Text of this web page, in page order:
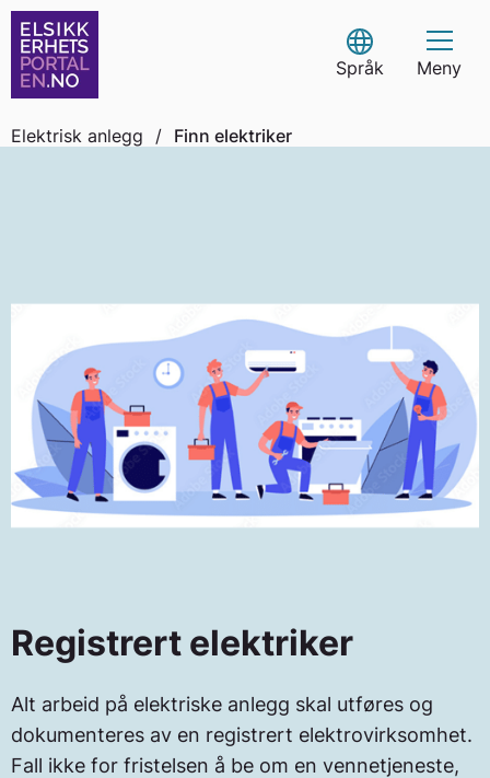
content
Språk
Select Language
Meny
Elektrisk anlegg / Finn elektriker
Registrert elektriker
Alt arbeid på elektriske anlegg skal utføres og
dokumenteres av en registrert elektrovirksomhet.
Fall ikke for fristelsen å be om en vennetjeneste,